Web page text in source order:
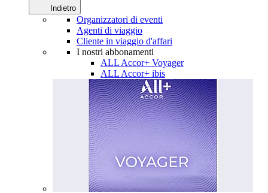
Indietro
Organizzatori di eventi
Agenti di viaggio
Cliente in viaggio d'affari
I nostri abbonamenti
ALL Accor+ Voyager
ALL Accor+ ibis